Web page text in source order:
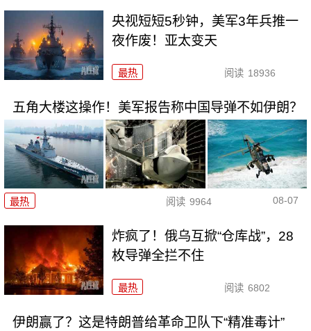
央视短短5秒钟，美军3年兵推一
夜作废！亚太变天
最热 阅读 18936
五角大楼这操作！美军报告称中国导弹不如伊朗？
最热 阅读 9964 08-07
炸疯了！俄乌互掀“仓库战”，28
枚导弹全拦不住
最热 阅读 6802
伊朗赢了？这是特朗普给革命卫队下“精准毒计”